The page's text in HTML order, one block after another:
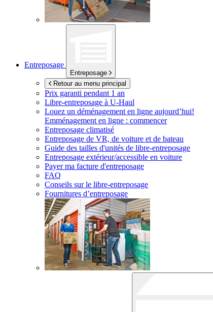
Entreposage
Entreposage
Retour au menu principal
Prix garanti pendant 1 an
Libre-entreposage à U-Haul
Louez un déménagement en ligne aujourd’hui!
Emménagement en ligne : commencer
Entreposage climatisé
Entreposage de VR, de voiture et de bateau
Guide des tailles d'unités de libre-entreposage
Entreposage extérieur/accessible en voiture
Payer ma facture d'entreposage
FAQ
Conseils sur le libre-entreposage
Fournitures d’entreposage